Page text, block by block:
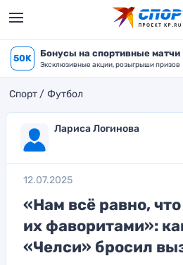
50K Бонусы на спортивные матчи
Эксклюзивные акции, розыгрыши призов
Спорт Футбол
Лариса Логинова
12.07.2025
«Нам всё равно,
их фаворитами»:
«Челси» бросил